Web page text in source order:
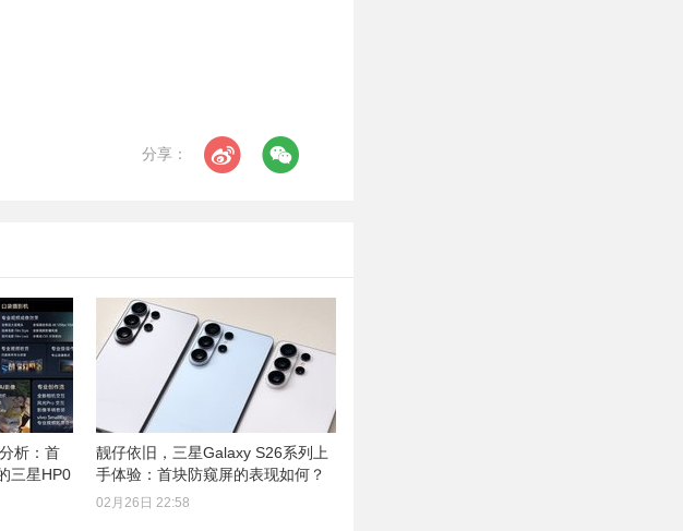
分享：
析：首
三星HP0
靓仔依旧，三星Galaxy S26系列上
手体验：首块防窥屏的表现如何？
02月26日 22:58